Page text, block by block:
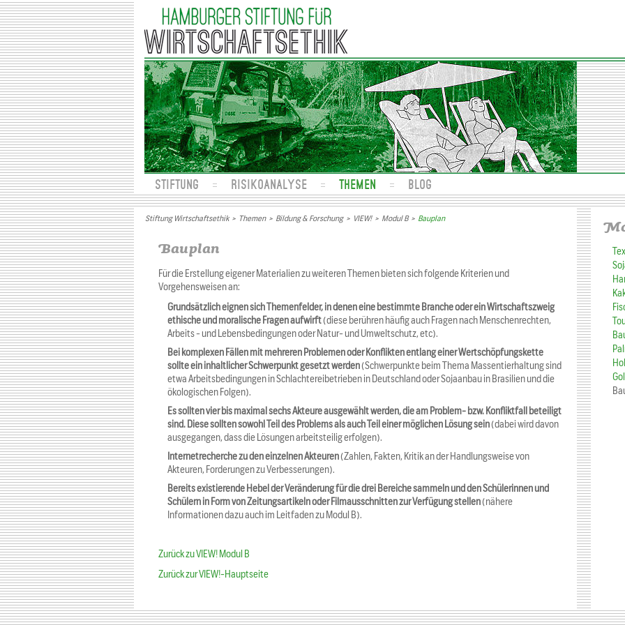
STIFTUNG RISIKOANALYSE THEMEN BLOG
Stiftung Wirtschaftsethik> Themen> Bildung & Forschung> VIEW!> Modul B> Bauplan
Bauplan
Für die Erstellung eigener Materialien zu weiteren Themen bieten sich folgende Kriterien und
Vorgehensweisen an:
Grundsätzlich eignen sich Themenfelder, in denen eine bestimmte Branche oder ein Wirtschaftszweig
ethische und moralische Fragen aufwirft(diese berühren häufig auch Fragen nach Menschenrechten,
Arbeits - und Lebensbedingungen oder Natur- und Umweltschutz, etc).
Bei komplexen Fällen mit mehreren Problemen oder Konflikten entlang einer Wertschöpfungskette
sollte ein inhaltlicher Schwerpunkt gesetzt werden(Schwerpunkte beim Thema Massentierhaltung sind
etwa Arbeitsbedingungen in Schlachtereibetrieben in Deutschland oder Sojaanbau in Brasilien und die
ökologischen Folgen).
Es sollten vier bis maximal sechs Akteure ausgewählt werden, die am Problem- bzw. Konfliktfall beteiligt
sind. Diese sollten sowohl Teil des Problems als auch Teil einer möglichen Lösung sein(dabei wird davon
ausgegangen, dass die Lösungen arbeitsteilig erfolgen).
Internetrecherche zu den einzelnen Akteuren(Zahlen, Fakten, Kritik an der Handlungsweise von
Akteuren, Forderungen zu Verbesserungen).
Bereits existierende Hebel der Veränderung für die drei Bereiche sammeln und den Schülerinnen und
Schülern in Form von Zeitungsartikeln oder Filmausschnitten zur Verfügung stellen(nähere
Informationen dazu auch im Leitfaden zu Modul B).
Zurück zu VIEW! Modul B
Zurück zur VIEW!-Hauptseite